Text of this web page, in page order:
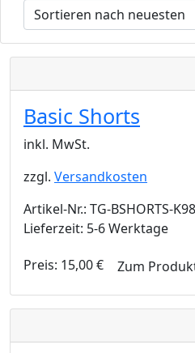
Basic Shorts
inkl. MwSt.
zzgl. Versandkosten
Artikel-Nr.: TG-BSHORTS-
Lieferzeit: 5-6 Werktage
Preis: 15,00€ Zum